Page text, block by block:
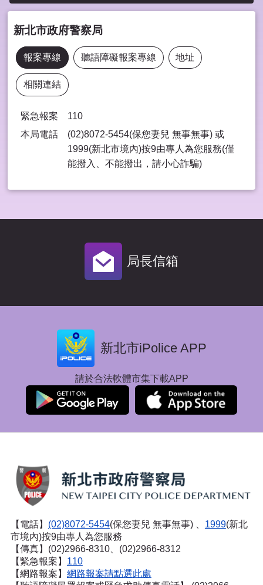
新北市政府警察局
報案專線 聽語障礙報案專線 地址
相關連結
緊急報案
110
本局電話
(02)8072-5454(保您妻兒 無事無事) 或
1999(新北市境內)按9由專⼈為您服務(僅
能撥入、不能撥出，請⼩⼼詐騙)
局長信箱
新北市iPolice APP
請於合法軟體市集下載APP
【電話】 (02)8072-5454(保您妻兒 無事無事) 、 1999(新北
市境內)按9由專人為您服務
【傳真】(02)2966-8310、(02)2966-8312
【緊急報案】 110
【網路報案】 網路報案請點選此處